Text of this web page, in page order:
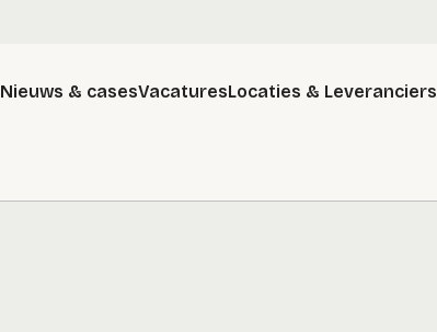
Nieuws & casesVacaturesLocaties & Leveranciers